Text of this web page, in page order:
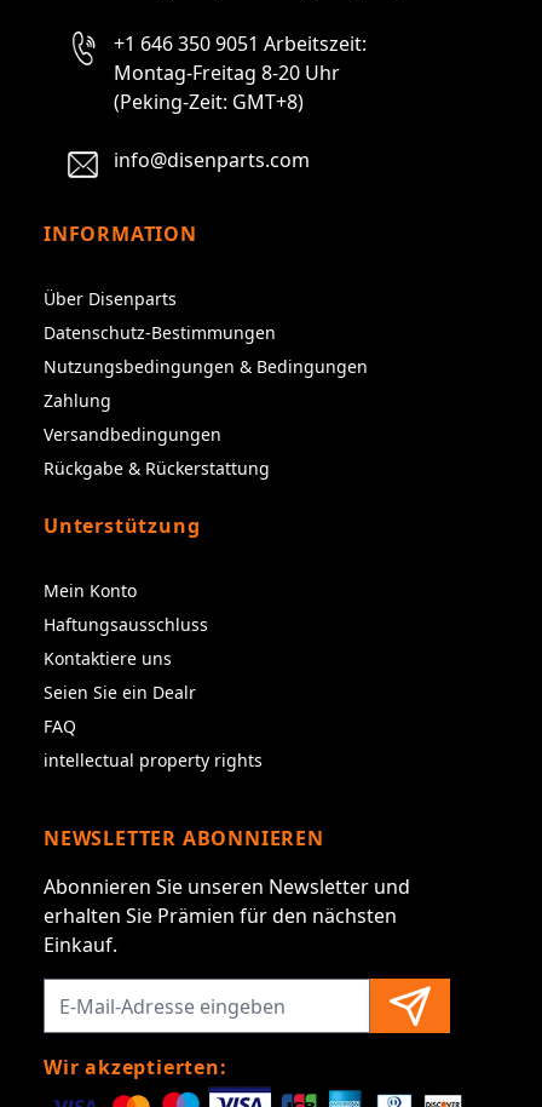
+1 646 350 9051 Arbeitszeit:
Montag-Freitag 8-20 Uhr
(Peking-Zeit: GMT+8)
info@disenparts.com
INFORMATION
Über Disenparts
Datenschutz-Bestimmungen
Nutzungsbedingungen & Bedingungen
Zahlung
Versandbedingungen
Rückgabe & Rückerstattung
Unterstützung
Mein Konto
Haftungsausschluss
Kontaktiere uns
Seien Sie ein Dealr
FAQ
intellectual property rights
NEWSLETTER ABONNIEREN
Abonnieren Sie unseren Newsletter und
erhalten Sie Prämien für den nächsten
Einkauf.
Wir akzeptierten: